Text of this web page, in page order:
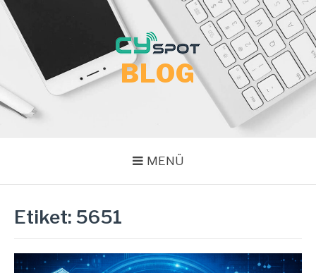
İçeriğe
atla
BLOG
MENÜ
Etiket: 5651